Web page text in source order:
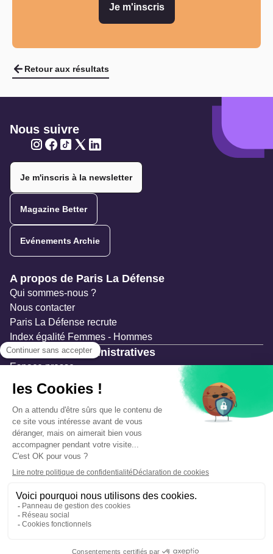
Je m'inscris
Retour aux résultats
Nous suivre
Je m'inscris à la newsletter
Magazine Better
Evénements Archie
Navigation secondaire
A propos de Paris La Défense
Qui sommes-nous ?
Nous contacter
Paris La Défense recrute
Index égalité Femmes - Hommes
Ressources administratives
Espace presse
Documentation
Marchés publics
Appels à projets & avis d'attribution
Mesures de publicité
Concertations et enquêtes publiques
Précautions et sécurité
Plan de gestion des risques
Mentions légales
Données personnelles
Gestion des cookies